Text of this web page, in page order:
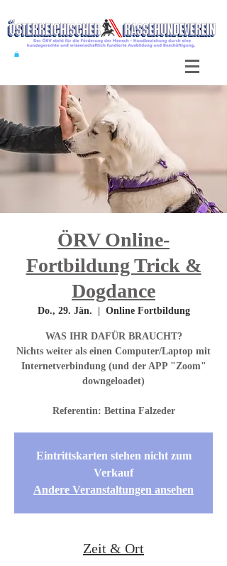
ÖRV Online-
Fortbildung Trick &
Dogdance
Do., 29. Jän. Online Fortbildung
WAS IHR DAFÜR BRAUCHT?
Nichts weiter als einen Computer/Laptop mit
Internetverbindung (und der APP "Zoom"
downgeloadet)
Referentin: Bettina Falzeder
Eintrittskarten stehen nicht zum
Verkauf
Andere Veranstaltungen ansehen
Zeit & Ort